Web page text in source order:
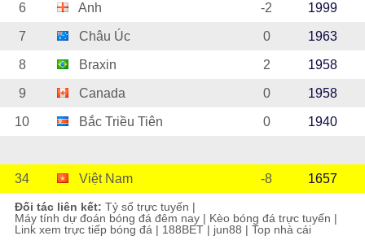
6 Anh -2 1999
7 Châu Úc 0 1963
8 Braxin 2 1958
9 Canada 0 1958
10 Bắc Triều Tiên 0 1940
34 Việt Nam -8 1657
Đối tác liên kết: Tỷ số trực tuyến |
Máy tính dự đoán bóng đá đêm nay | Kèo bóng đá trực tuyến |
Link xem trực tiếp bóng đá | 188BET | jun88 | Top nhà cái